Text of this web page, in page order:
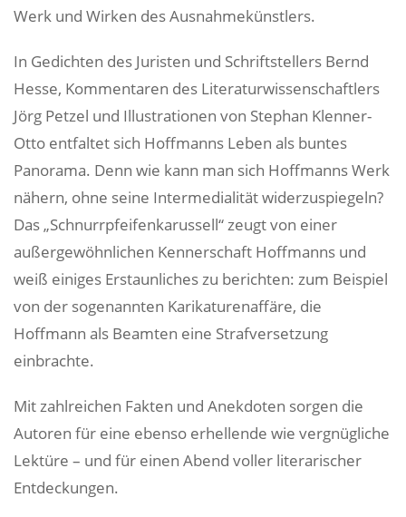
Werk und Wirken des Ausnahmekünstlers.
In Gedichten des Juristen und Schriftstellers Bernd
Hesse, Kommentaren des Literaturwissenschaftlers
Jörg Petzel und Illustrationen von Stephan Klenner-
Otto entfaltet sich Hoffmanns Leben als buntes
Panorama. Denn wie kann man sich Hoffmanns Werk
nähern, ohne seine Intermedialität widerzuspiegeln?
Das „Schnurrpfeifenkarussell“ zeugt von einer
außergewöhnlichen Kennerschaft Hoffmanns und
weiß einiges Erstaunliches zu berichten: zum Beispiel
von der sogenannten Karikaturenaffäre, die
Hoffmann als Beamten eine Strafversetzung
einbrachte.
Mit zahlreichen Fakten und Anekdoten sorgen die
Autoren für eine ebenso erhellende wie vergnügliche
Lektüre – und für einen Abend voller literarischer
Entdeckungen.